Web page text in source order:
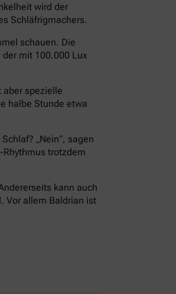
wird der
Schläfrigmachers.
schauen. Die
mit 100.000 Lux
aber spezielle
halbe Stunde etwa
„Nein“, sagen
trotzdem
kann auch
Vor allem Baldrian ist